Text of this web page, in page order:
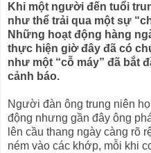
Khi một người đến tuổi
như thể trải qua một sự
Những hoạt động hàng
thực hiện giờ đây đã có
như một “cỗ máy” đã bắt
cảnh báo.
Người đàn ông trung niên
động nhưng gần đây ông
lên cầu thang ngày càng rõ
ném vào các khớp, mỗi khi